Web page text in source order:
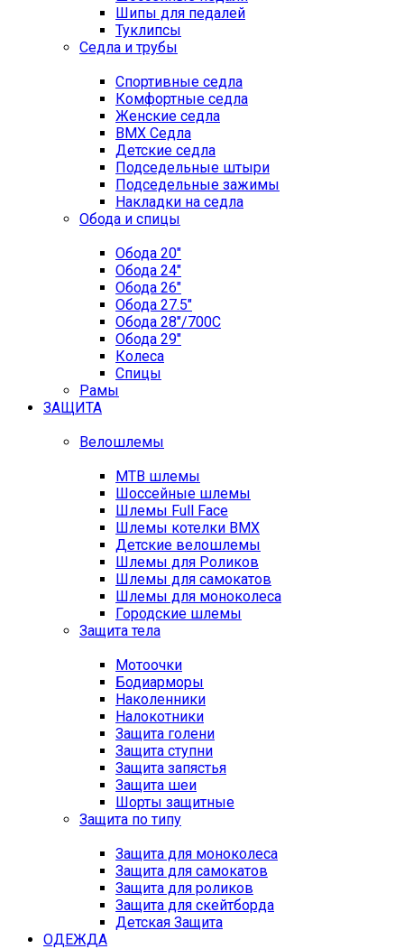
Шипы для педалей
Туклипсы
Седла и трубы
Спортивные седла
Комфортные седла
Женские седла
BMX Седла
Детские седла
Подседельные штыри
Подседельные зажимы
Накладки на седла
Обода и спицы
Обода 20"
Обода 24"
Обода 26"
Обода 27.5"
Обода 28"/700C
Обода 29"
Колеса
Спицы
Рамы
ЗАЩИТА
Велошлемы
MTB шлемы
Шоссейные шлемы
Шлемы Full Face
Шлемы котелки BMX
Детские велошлемы
Шлемы для Роликов
Шлемы для самокатов
Шлемы для моноколеса
Городские шлемы
Защита тела
Мотоочки
Бодиарморы
Наколенники
Налокотники
Защита голени
Защита ступни
Защита запястья
Защита шеи
Шорты защитные
Защита по типу
Защита для моноколеса
Защита для самокатов
Защита для роликов
Защита для скейтборда
Детская Защита
ОДЕЖДА